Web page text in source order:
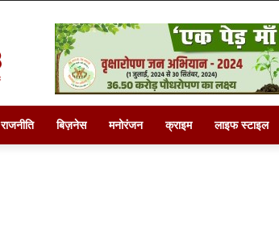
राजनीति बिज़नेस मनोरंजन क्राइम लाइफ स्टाइल